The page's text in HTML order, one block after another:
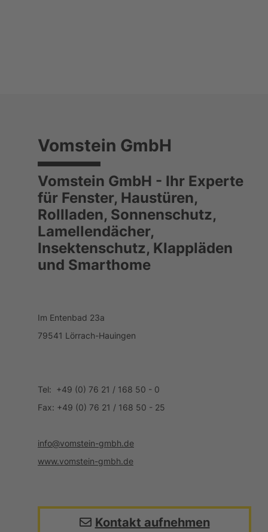
Vomstein GmbH
Vomstein GmbH - Ihr Experte
für Fenster, Haustüren,
Rollladen, Sonnenschutz,
Lamellendächer,
Insektenschutz, Klappläden
und Smarthome
Im Entenbad 23a
79541 Lörrach-Hauingen
Tel: +49 (0) 76 21 / 168 50 - 0
Fax: +49 (0) 76 21 / 168 50 - 25
info@vomstein-gmbh.de
www.vomstein-gmbh.de
Kontakt aufnehmen